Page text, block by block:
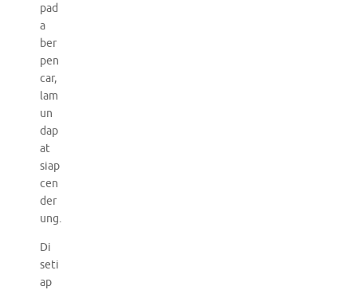
pad
a
ber
pen
car,
lam
un
dap
at
siap
cen
der
ung.
Di
seti
ap